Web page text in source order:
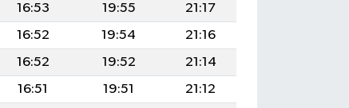
16:53 19:55
21:17
16:52 19:54
21:16
16:52 19:52
21:14
16:51 19:51
21:12